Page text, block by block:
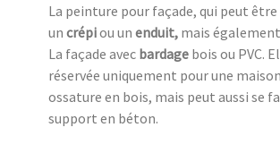
La peinture pour façade, qui peut
un crépiou un enduit, mais
La façade avec bardage bois ou PVC.
réservée uniquement pour une
ossature en bois, mais peut aussi se
support en béton.